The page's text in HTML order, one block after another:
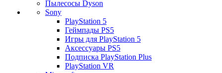
Пылесосы Dyson
Sony
PlayStation 5
Геймпады PS5
Игры для PlayStation 5
Аксессуары PS5
Подписка PlayStation Plus
PlayStation VR